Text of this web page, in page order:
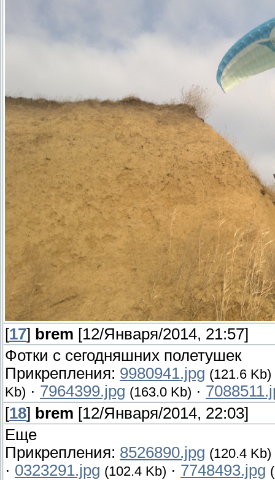
[17] brem [12/Января/2014, 21:57]
Фотки с сегодняшних полетушек
Прикрепления: 9980941.jpg (121.6 Kb)
Kb) · 7964399.jpg (163.0 Kb) ·
[18] brem [12/Января/2014, 22:03]
Еще
Прикрепления: 8526890.jpg (120.4 Kb)
· 0323291.jpg (102.4 Kb) · 7748493.jpg